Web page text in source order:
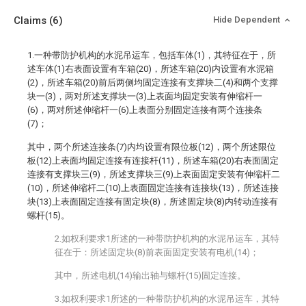
Claims (6) Hide Dependent
1.一种带防护机构的水泥吊运车，包括车体(1)，其特征在于，所
述车体(1)右表面设置有车箱(20)，所述车箱(20)内设置有水泥箱
(2)，所述车箱(20)前后两侧均固定连接有支撑块二(4)和两个支撑
块一(3)，两对所述支撑块一(3)上表面均固定安装有伸缩杆一
(6)，两对所述伸缩杆一(6)上表面分别固定连接有两个连接条
(7)；
其中，两个所述连接条(7)内均设置有限位板(12)，两个所述限位
板(12)上表面均固定连接有连接杆(11)，所述车箱(20)右表面固定
连接有支撑块三(9)，所述支撑块三(9)上表面固定安装有伸缩杆二
(10)，所述伸缩杆二(10)上表面固定连接有连接块(13)，所述连接
块(13)上表面固定连接有固定块(8)，所述固定块(8)内转动连接有
螺杆(15)。
2.如权利要求1所述的一种带防护机构的水泥吊运车，其特
征在于：所述固定块(8)前表面固定安装有电机(14)；
其中，所述电机(14)输出轴与螺杆(15)固定连接。
3.如权利要求1所述的一种带防护机构的水泥吊运车，其特